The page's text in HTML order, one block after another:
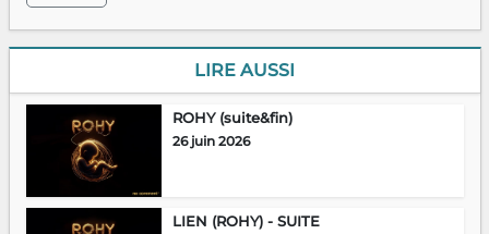
LIRE AUSSI
ROHY (suite&fin)
26 juin 2026
LIEN (ROHY) - SUITE